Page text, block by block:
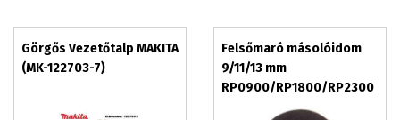
Görgős Vezetőtalp MAKITA
(MK-122703-7)
Felsőmaró másolóidom
9/11/13 mm
RP0900/RP1800/RP2300
MAKITA (MK-164775-6)